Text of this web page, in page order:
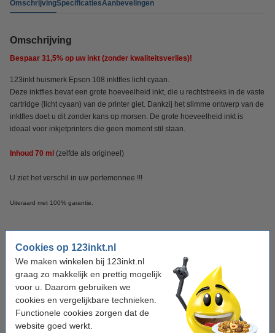
Cookies op 123inkt.nl
We maken winkelen bij 123inkt.nl
graag zo makkelijk en prettig mogelijk
voor u. Daarom gebruiken we
cookies en vergelijkbare technieken.
Functionele cookies zorgen dat de
website goed werkt.
OmschrijvingSpecificatiesAanbevelingen
Omschrijving
Bespaar 31,5% op uw inkt (zonder kwaliteitsverlies)!
123inkt huismerk Epson 108 inktfles licht cyaan.
Deze inktfles bevat een grote hoeveelheid inkt, die u rechtstreeks in de vaste
cartridge (licht cyaan) van de printer giet. Dankzij het slimme ontwerp van de
inktfles doet u dit zonder kans op morsen. De grote hoeveelheid inkt is
ideaal voor inkjetprinters die geen moment stil staan.
Inhoud 70 ml (zelfde als origineel)
U ziet het verschil in uw portemonnee !!!
Uiteraard met 100% garantie.
Kleur: licht cyaan
Type: inkttank
aantal pagina's: